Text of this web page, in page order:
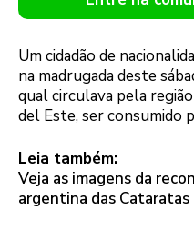
Um cidadão de
na madrugada deste
qual circulava pela
del Este, ser consumido
Leia também:
Veja as imagens da
argentina das Cataratas